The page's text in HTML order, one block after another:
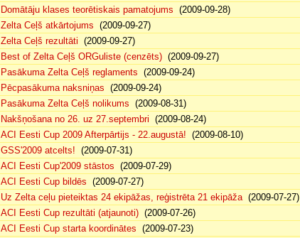
Domātāju klases teorētiskais pamatojums (2009-09-28)
Zelta Ceļš atkārtojums (2009-09-27)
Zelta Ceļš rezultāti (2009-09-27)
Best of Zelta Ceļš ORGuliste (cenzēts) (2009-09-27)
Pasākuma Zelta Ceļš reglaments (2009-09-24)
Pēcpasākuma naksniņas (2009-09-24)
Pasākuma Zelta Ceļš nolikums (2009-08-31)
Nakšņošana no 26. uz 27.septembri (2009-08-24)
ACI Eesti Cup 2009 Afterpārtijs - 22.augustā! (2009-08-10)
GSS'2009 atcelts! (2009-07-31)
ACI Eesti Cup'2009 stāstos (2009-07-29)
ACI Eesti Cup bildēs (2009-07-27)
Uz Zelta ceļu pieteiktas 24 ekipāžas, reģistrēta 21 ekipāža(2009-07-27)
ACI Eesti Cup rezultāti (atjaunoti) (2009-07-26)
ACI Eesti Cup starta koordinātes (2009-07-23)